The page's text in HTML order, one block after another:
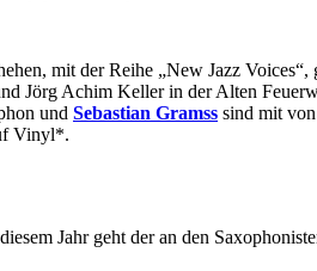
mit der Reihe „New Jazz Voices“,
Jörg Achim Keller in der Alten
und Sebastian Gramss sind mit
Vinyl*.
Jahr geht der an den